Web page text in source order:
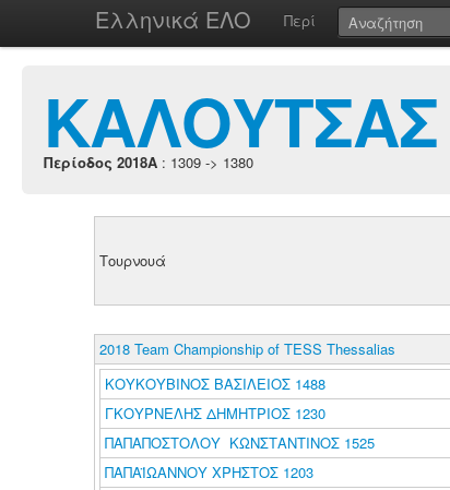
Ελληνικά ΕΛΟ Περί
Περίοδος 2018A : 1309 -> 1380
Τουρνουά
2018 Team Championship of TESS Thessalias
ΚΟΥΚΟΥΒΙΝΟΣ ΒΑΣΙΛΕΙΟΣ 1488
ΓΚΟΥΡΝΕΛΗΣ ΔΗΜΗΤΡΙΟΣ 1230
ΠΑΠΑΠΟΣΤΟΛΟΥ ΚΩΝΣΤΑΝΤΙΝΟΣ 1525
ΠΑΠΑΪΩΑΝΝΟΥ ΧΡΗΣΤΟΣ 1203